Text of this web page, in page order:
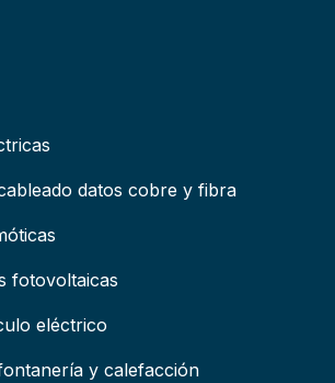
datos cobre y fibra
fotovoltaicas
eléctrico
y calefacción